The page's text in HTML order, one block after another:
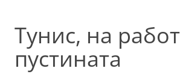
Тунис, на
пустината